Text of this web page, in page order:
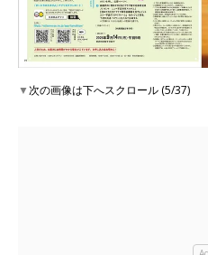
▼次の画像は下へスクロール (5/37)